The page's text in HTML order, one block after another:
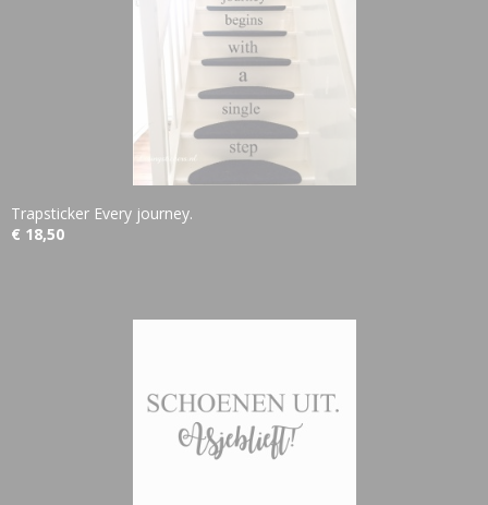
Trapsticker Every journey.
€ 18,50